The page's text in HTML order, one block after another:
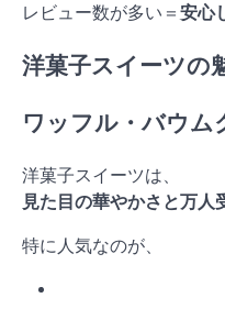
レビュー数が多い＝ 安心
洋菓子スイーツの
ワッフル・バウム
洋菓子スイーツは、
見た目の華やかさと万人
特に人気なのが、